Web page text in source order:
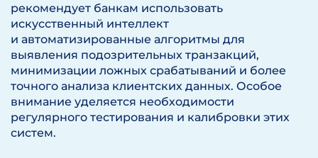
рекомендует банкам использовать
искусственный интеллект
и автоматизированные алгоритмы для
выявления подозрительных транзакций,
минимизации ложных срабатываний и более
точного анализа клиентских данных. Особое
внимание уделяется необходимости
регулярного тестирования и калибровки этих
систем.